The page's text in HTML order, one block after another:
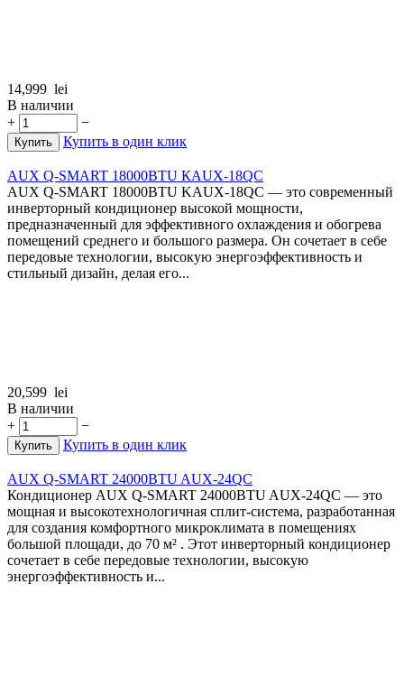
14,999 lei
В наличии
+
−
Купить Купить в один клик
AUX Q-SMART 18000BTU КAUX-18QC
AUX Q-SMART 18000BTU KAUX-18QC — это современный
инверторный кондиционер высокой мощности,
предназначенный для эффективного охлаждения и обогрева
помещений среднего и большого размера. Он сочетает в себе
передовые технологии, высокую энергоэффективность и
стильный дизайн, делая его...
20,599 lei
В наличии
+
−
Купить Купить в один клик
AUX Q-SMART 24000BTU AUX-24QC
Кондиционер AUX Q-SMART 24000BTU AUX-24QC — это
мощная и высокотехнологичная сплит-система, разработанная
для создания комфортного микроклимата в помещениях
большой площади, до 70 м² . Этот инверторный кондиционер
сочетает в себе передовые технологии, высокую
энергоэффективность и...